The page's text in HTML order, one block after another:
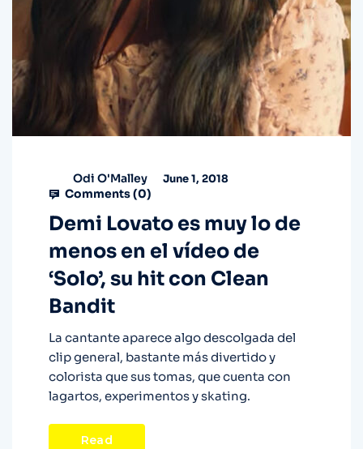
Odi O'Malley June 1, 2018
Comments (0)
Demi Lovato es muy lo de
menos en el vídeo de
‘Solo’, su hit con Clean
Bandit
La cantante aparece algo descolgada del
clip general, bastante más divertido y
colorista que sus tomas, que cuenta con
lagartos, experimentos y skating.
Read